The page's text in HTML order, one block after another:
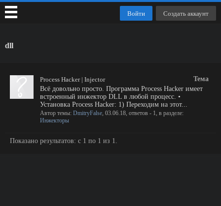
dll
Тема
Process Hacker | Injector
Всё довольно просто. Программа Process Hacker имеет
встроенный инжектор DLL в любой процесс. •
Установка Process Hacker: 1) Переходим на этот...
Автор темы: DmitryFalse, 03.06.18, ответов - 1, в разделе:
Инжекторы
Показано результатов: с 1 по 1 из 1.
Войти Создать аккаунт